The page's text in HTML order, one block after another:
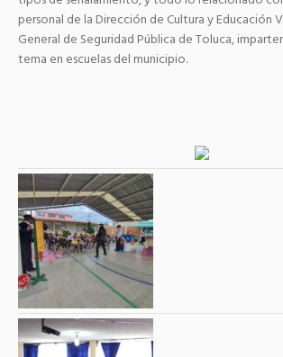
personal de la Dirección de Cultura y Educación
General de Seguridad Pública de Toluca,
tema en escuelas del municipio.